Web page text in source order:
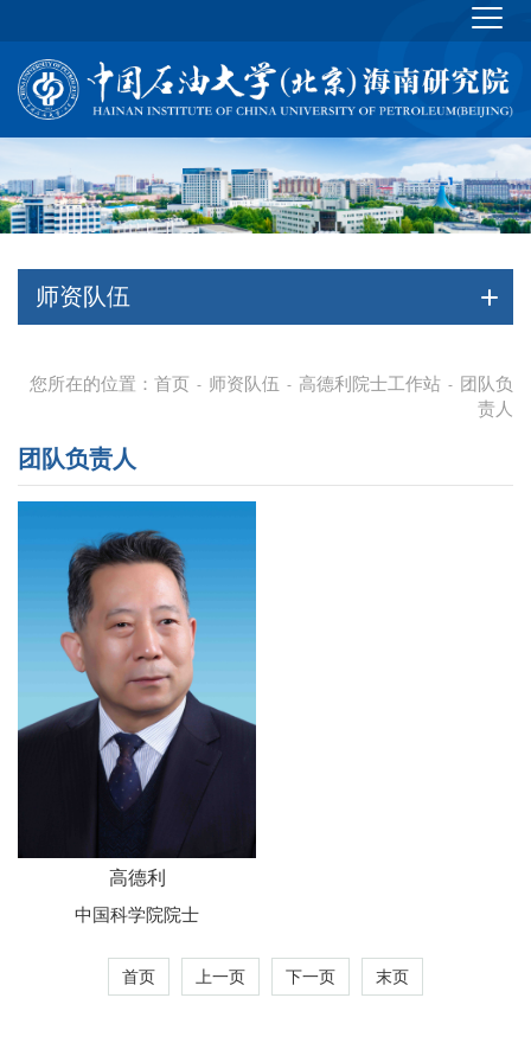
师资队伍
您所在的位置： 首页 - 师资队伍 - 高德利院士工作站 - 团队负
责人
团队负责人
高德利
中国科学院院士
首页 上一页 下一页 末页